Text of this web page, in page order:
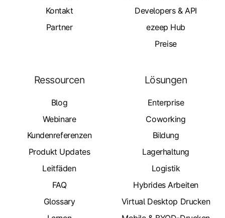
Kontakt
Partner
Developers & API
ezeep Hub
Preise
Ressourcen
Blog
Webinare
Kundenreferenzen
Produkt Updates
Leitfäden
FAQ
Glossary
Lösungen
Enterprise
Coworking
Bildung
Lagerhaltung
Logistik
Hybrides Arbeiten
Virtual Desktop Drucken